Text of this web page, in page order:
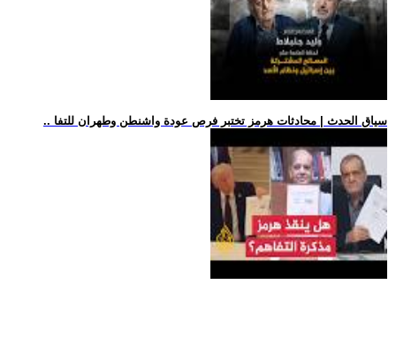
.. سياق الحدث | محادثات هرمز تختبر فرص عودة واشنطن وطهران للتفا